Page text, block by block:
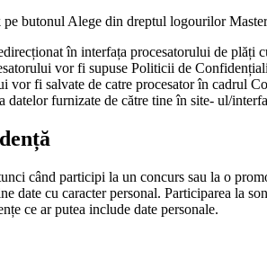
butonul Alege din dreptul logourilor
în interfața procesatorului de plăți
vor fi supuse Politicii de
vor fi salvate de catre procesator în cadrul
furnizate de către tine în site- ul/
când participi la un concurs sau la o
date cu caracter personal. Participarea la
ce ar putea include date personale.